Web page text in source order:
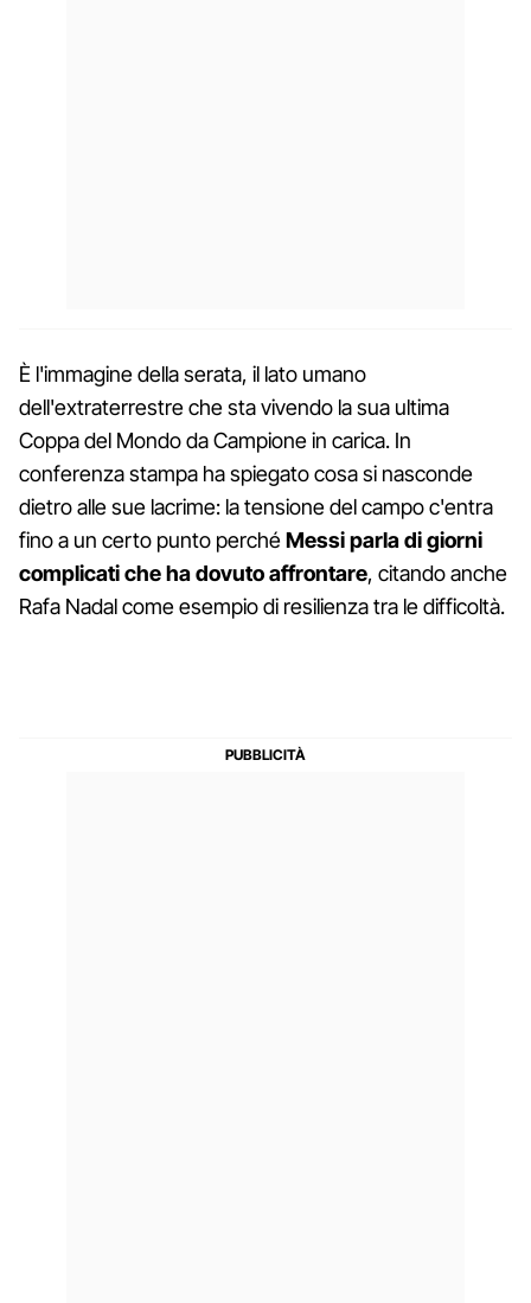
È l'immagine della serata, il lato umano
dell'extraterrestre che sta vivendo la sua ultima
Coppa del Mondo da Campione in carica. In
conferenza stampa ha spiegato cosa si nasconde
dietro alle sue lacrime: la tensione del campo c'entra
fino a un certo punto perchéMessi parla di giorni
complicati che ha dovuto affrontare, citando anche
Rafa Nadal come esempio di resilienza tra le difficoltà.